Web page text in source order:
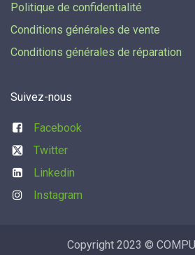
Politique de confidentialité
Conditions générales de vente
Conditions générales de réparation
Suivez-nous
Facebook
Twitter
Linkedin
Instagram
Copyright 2023 ©